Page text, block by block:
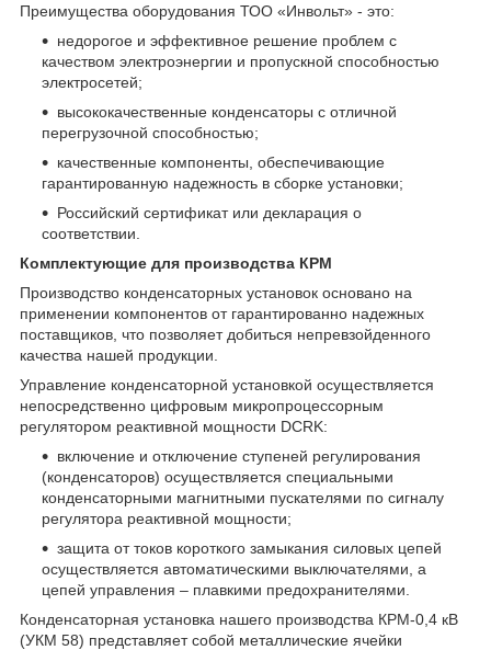
Преимущества оборудования ТОО «Инвольт» - это:
недорогое и эффективное решение проблем с
качеством электроэнергии и пропускной способностью
электросетей;
высококачественные конденсаторы с отличной
перегрузочной способностью;
качественные компоненты, обеспечивающие
гарантированную надежность в сборке установки;
Российский сертификат или декларация о
соответствии.
Комплектующие для производства КРМ
Производство конденсаторных установок основано на
применении компонентов от гарантированно надежных
поставщиков, что позволяет добиться непревзойденного
качества нашей продукции.
Управление конденсаторной установкой осуществляется
непосредственно цифровым микропроцессорным
регулятором реактивной мощности DCRK:
включение и отключение ступеней регулирования
(конденсаторов) осуществляется специальными
конденсаторными магнитными пускателями по сигналу
регулятора реактивной мощности;
защита от токов короткого замыкания силовых цепей
осуществляется автоматическими выключателями, а
цепей управления – плавкими предохранителями.
Конденсаторная установка нашего производства КРМ-0,4 кВ
(УКМ 58) представляет собой металлические ячейки